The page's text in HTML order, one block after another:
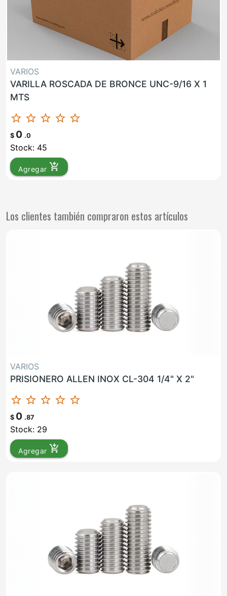
VARIOS
VARILLA ROSCADA DE BRONCE UNC-9/16 X 1
MTS
star_border star_border star_border star_border star_border
$ 0 .0
Stock: 45
Agregar add_shopping_cart
Los clientes también compraron estos artículos
VARIOS
PRISIONERO ALLEN INOX CL-304 1/4" X 2"
star_border star_border star_border star_border star_border
$ 0 .87
Stock: 29
Agregar add_shopping_cart